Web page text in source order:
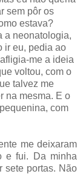
sem pôr os
estava?
a neonatologia,
ir eu, pedia ao
me a ideia
voltou, com o
talvez me
na mesma. E o
com
me deixaram
e fui. Da minha
sete portas. Não